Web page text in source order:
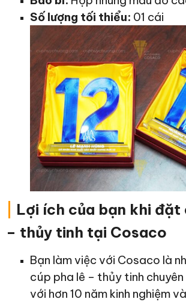
Số lượng tối thiểu: 01 cái
Lợi ích của bạn khi đặt
– thủy tinh tại Cosaco
Bạn làm việc với Cosaco là
cúp pha lê – thủy tinh
với hơn 10 năm kinh nghiệm